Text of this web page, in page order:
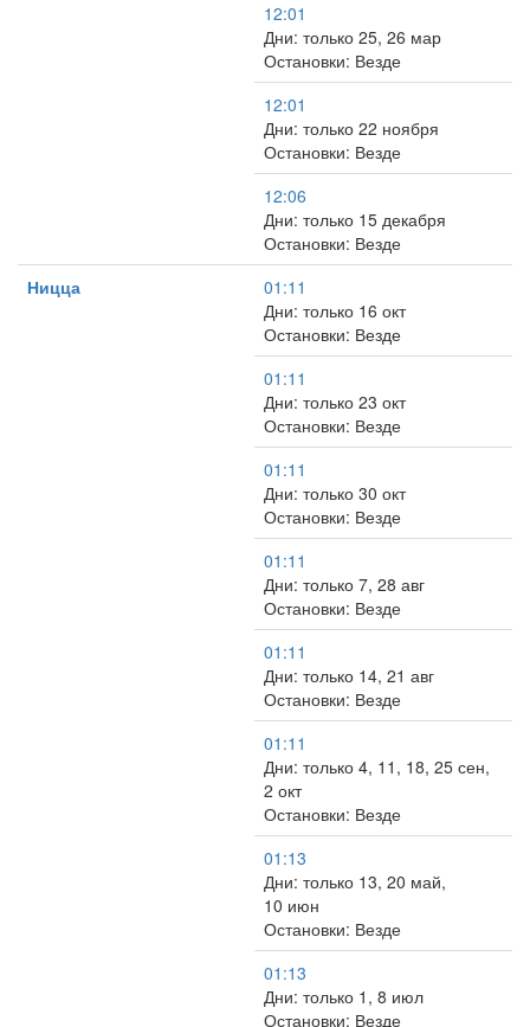
12:01
Дни: только 25, 26 мар
Остановки: Везде
12:01
Дни: только 22 ноября
Остановки: Везде
12:06
Дни: только 15 декабря
Остановки: Везде
Ницца
01:11
Дни: только 16 окт
Остановки: Везде
01:11
Дни: только 23 окт
Остановки: Везде
01:11
Дни: только 30 окт
Остановки: Везде
01:11
Дни: только 7, 28 авг
Остановки: Везде
01:11
Дни: только 14, 21 авг
Остановки: Везде
01:11
Дни: только 4, 11, 18, 25 сен,
2 окт
Остановки: Везде
01:13
Дни: только 13, 20 май,
10 июн
Остановки: Везде
01:13
Дни: только 1, 8 июл
Остановки: Везде